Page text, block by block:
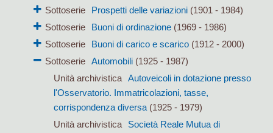
Sottoserie
Prospetti delle variazioni (1901 - 1984)
Sottoserie
Buoni di ordinazione (1969 - 1986)
Sottoserie
Buoni di carico e scarico (1912 - 2000)
Sottoserie
Automobili (1925 - 1987)
Unità archivistica
Autoveicoli in dotazione presso
l'Osservatorio. Immatricolazioni, tasse,
corrispondenza diversa(1925 - 1979)
Unità archivistica
Società Reale Mutua di